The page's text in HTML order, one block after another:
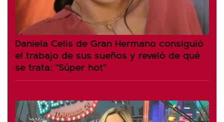
Daniela Celis de Gran Hermano consiguió
el trabajo de sus sueños y reveló de qué
se trata: "Súper hot"